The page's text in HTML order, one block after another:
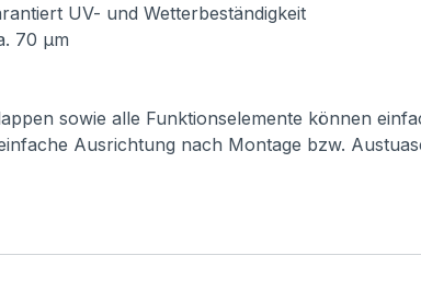
UV- und Wetterbeständigkeit
70 µm
sowie alle Funktionselemente können
Ausrichtung nach Montage bzw.